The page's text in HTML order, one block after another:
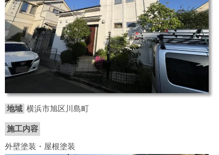
地域 横浜市旭区川島町
施工内容
外壁塗装・屋根塗装